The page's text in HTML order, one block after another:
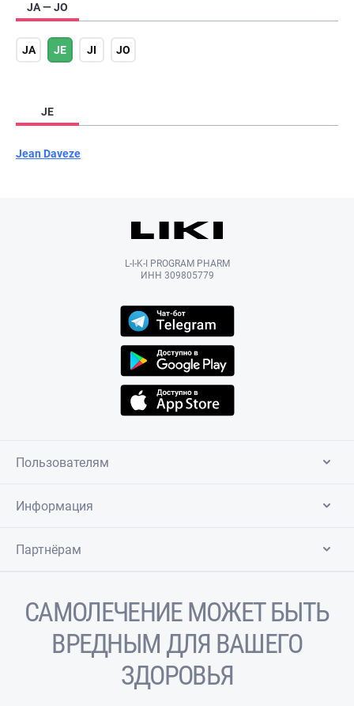
JA — JO
JA JE JI JO
JE
Jean Daveze
L-I-K-I PROGRAM PHARM
ИНН 309805779
Пользователям
Информация
Партнёрам
САМОЛЕЧЕНИЕ МОЖЕТ БЫТЬ
ВРЕДНЫМ ДЛЯ ВАШЕГО
ЗДОРОВЬЯ